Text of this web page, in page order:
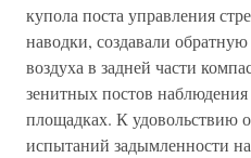
купола поста управления
наводки, создавали
воздуха в задней части
зенитных постов
площадках. К удовольствию
испытаний задымленности